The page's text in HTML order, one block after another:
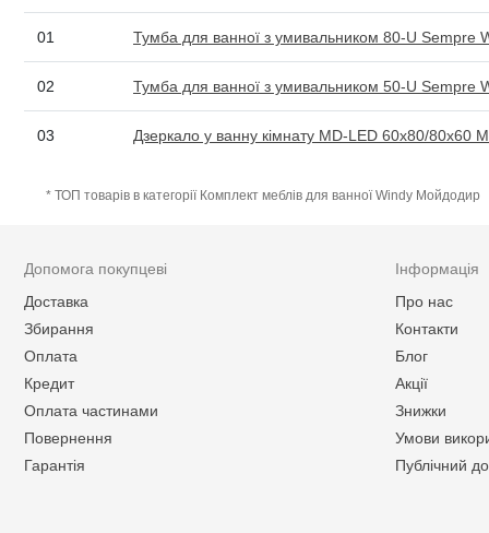
01 Тумба для ванної з умивальником 80-U Sempre
02 Тумба для ванної з умивальником 50-U Sempre
03 Дзеркало у ванну кімнату MD-LED 60x80/80x60
* ТОП товарів в категорії Комплект меблів для ванної Windy Мойдодир
Допомога покупцеві
Доставка
Збирання
Оплата
Кредит
Оплата частинами
Повернення
Гарантія
Інформація
Про нас
Контакти
Блог
Акції
Знижки
Умови
Публічний